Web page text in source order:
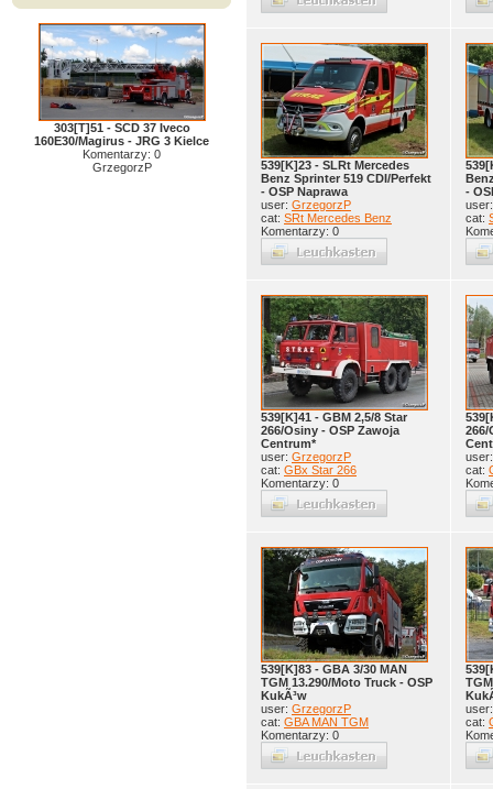
303[T]51 - SCD 37 Iveco
160E30/Magirus - JRG 3 Kielce
Komentarzy: 0
GrzegorzP
539[K]23 - SLRt Mercedes
Benz Sprinter 519 CDI/Perfekt
- OSP Naprawa
user: GrzegorzP
cat: SRt Mercedes Benz
Komentarzy: 0
-
cat:
539[K]41 - GBM 2,5/8 Star
266/Osiny - OSP Zawoja
Centrum*
user: GrzegorzP
cat: GBx Star 266
Komentarzy: 0
266/
cat:
539[K]83 - GBA 3/30 MAN
TGM 13.290/Moto Truck - OSP
KukÃ³w
user: GrzegorzP
cat: GBA MAN TGM
Komentarzy: 0
cat: